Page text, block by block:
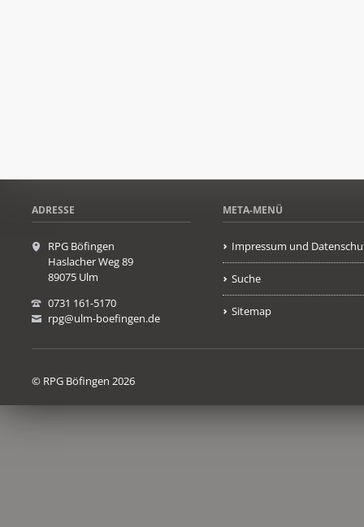
ADRESSE
RPG Böfingen
Haslacher Weg 89
89075 Ulm
0731 161-5170
rpg@ulm-boefingen.de
META-MENÜ
Impressum und
Suche
Sitemap
© RPG Böfingen 2026